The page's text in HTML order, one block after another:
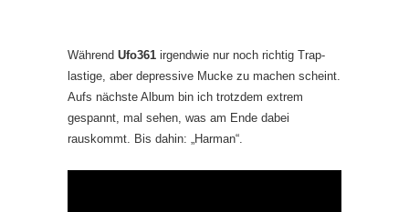
Während Ufo361 irgendwie nur noch richtig Trap-
lastige, aber depressive Mucke zu machen scheint.
Aufs nächste Album bin ich trotzdem extrem
gespannt, mal sehen, was am Ende dabei
rauskommt. Bis dahin: „Harman“.